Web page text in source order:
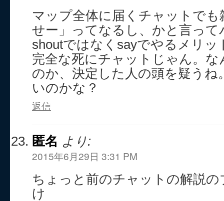
マップ全体に届くチャットで
せー」ってなるし、かと言っ
shoutではなくsayでやるメリッ
完全な死にチャットじゃん。
のか、決定した人の頭を疑う
いのかな？
返信
匿名 より:
2015年6月29日 3:31 PM
ちょっと前のチャットの解説
け